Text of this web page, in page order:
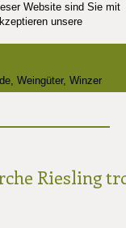
Website sind Sie mit
unsere
Weingüter, Winzer
Riesling